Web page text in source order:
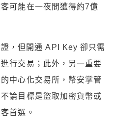
可能在一夜間獲得約7億
證，但開通 API Key 卻只需
行交易；此外，另一重要
中心化交易所，幣安掌管
論目標是盜取加密貨幣或
首選。